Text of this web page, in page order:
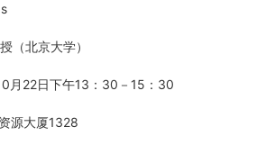
（北京大学）
月22日下午13：30－15：30
源大厦1328